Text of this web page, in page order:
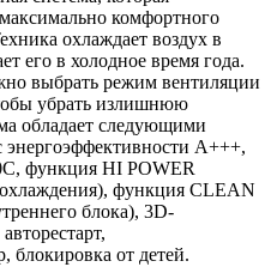
комфортного
охлаждает воздух в
его в холодное время года.
выбрать режим вентиляции
убрать излишнюю
обладает следующими
энергоэффективности А+++,
функция HI POWER
функция CLEAN
блока), 3D-
блокировка от детей.